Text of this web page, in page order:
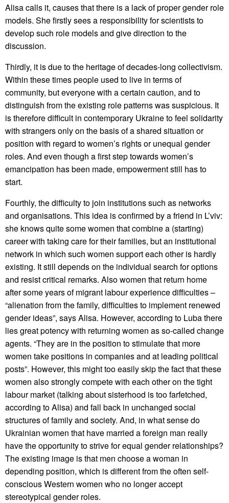
Alisa calls it, causes that there is a lack of proper gender role
models. She firstly sees a responsibility for scientists to
develop such role models and give direction to the
discussion.
Thirdly, it is due to the heritage of decades-long collectivism.
Within these times people used to live in terms of
community, but everyone with a certain caution, and to
distinguish from the existing role patterns was suspicious. It
is therefore difficult in contemporary Ukraine to feel solidarity
with strangers only on the basis of a shared situation or
position with regard to women’s rights or unequal gender
roles. And even though a first step towards women’s
emancipation has been made, empowerment still has to
start.
Fourthly, the difficulty to join institutions such as networks
and organisations. This idea is confirmed by a friend in L’viv:
she knows quite some women that combine a (starting)
career with taking care for their families, but an institutional
network in which such women support each other is hardly
existing. It still depends on the individual search for options
and resist critical remarks. Also women that return home
after some years of migrant labour experience difficulties –
“alienation from the family, difficulties to implement renewed
gender ideas”, says Alisa. However, according to Luba there
lies great potency with returning women as so-called change
agents. “They are in the position to stimulate that more
women take positions in companies and at leading political
posts”. However, this might too easily skip the fact that these
women also strongly compete with each other on the tight
labour market (talking about sisterhood is too farfetched,
according to Alisa) and fall back in unchanged social
structures of family and society. And, in what sense do
Ukrainian women that have married a foreign man really
have the opportunity to strive for equal gender relationships?
The existing image is that men choose a woman in
depending position, which is different from the often self-
conscious Western women who no longer accept
stereotypical gender roles.